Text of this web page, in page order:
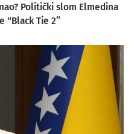
Politički slom Elmedina
“Black Tie 2”